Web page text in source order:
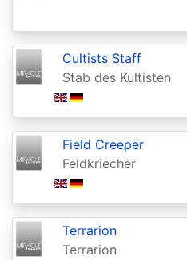
Extras
Aether
Revolt
Aetherdrift
Aetherdrift:
Extras
Reborn
Alliances
Cultists Staff
Stab des Kultisten
Field Creeper
Feldkriecher
Terrarion
Terrarion